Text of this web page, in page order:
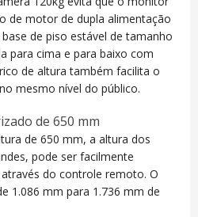
de motor de dupla alimentação
de piso estável de tamanho
para cima e para baixo com
de altura também facilita o
mesmo nível do público.
de 650 mm
de 650 mm, a altura dos
pode ser facilmente
do controle remoto. O
1.086 mm para 1.736 mm de